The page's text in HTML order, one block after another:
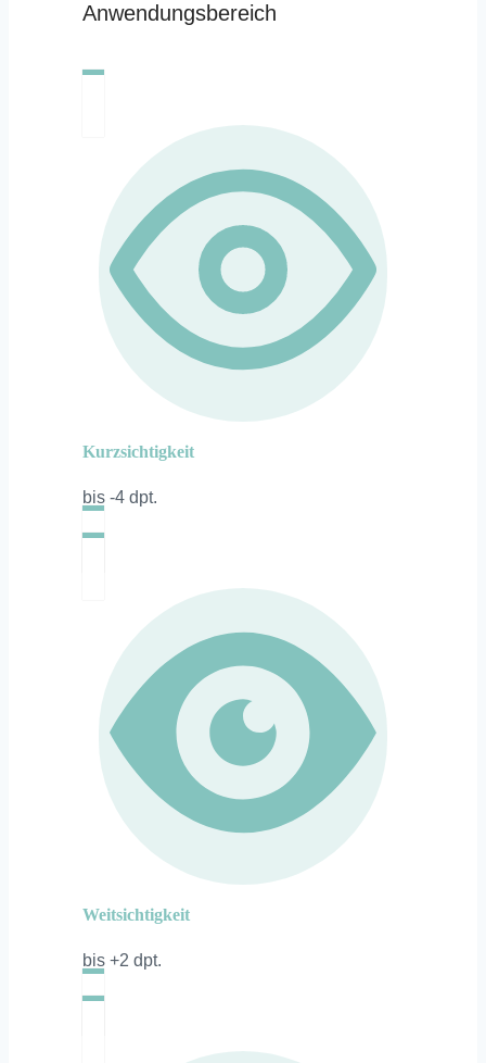
Anwendungsbereich
Kurzsichtigkeit
bis -4 dpt.
Weitsichtigkeit
bis +2 dpt.